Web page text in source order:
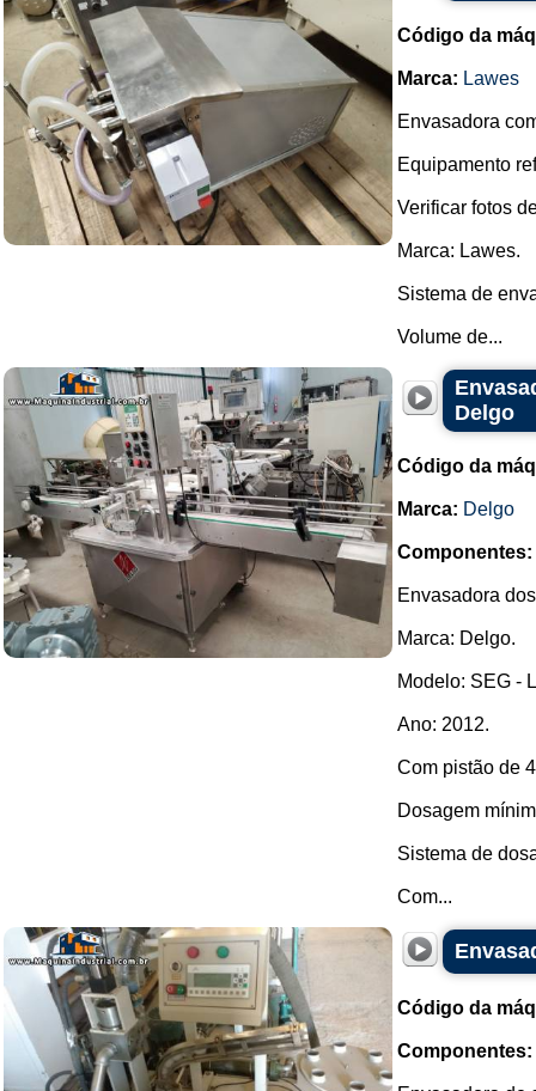
Código da
Marca: Lawes
Envasadora
Equipamento
Verificar fotos
Marca: Lawes.
Sistema de
Volume de...
Delgo
Código da
Marca: Delgo
Componentes:
Envasadora
Marca: Delgo.
Modelo: SEG -
Ano: 2012.
Com pistão de
Dosagem
Sistema de
Com...
Código da
Componentes: